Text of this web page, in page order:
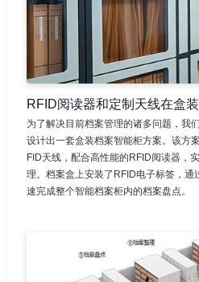
RFID阅读器和定制天线在盒
为了解决目前档案管理的诸多问题，我
设计出一套盒装档案智能柜方案。该方
FID天线，配合高性能的RFID阅读器，
理。档案盒上安装了RFID电子标签，通
速完成整个智能档案柜内的档案盘点。